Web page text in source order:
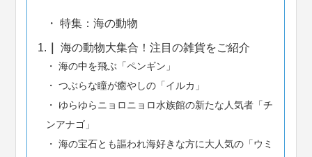
特集：海の動物
1. 海の動物大集合！注目の雑貨をご紹介
海の中を飛ぶ「ペンギン」
つぶらな瞳が癒やしの「イルカ」
ゆらゆらニョロニョロ水族館の新たな人気者「チ
ンアナゴ」
海の宝石とも謳われ海好きな方に大人気の「ウミ